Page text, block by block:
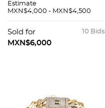
cortes y tamaños e
(algunos
simulantes). ~36.6 ct.
Estimate
MXN$4,000 - MXN$4,500
10 Bids
Sold for
MXN$6,000